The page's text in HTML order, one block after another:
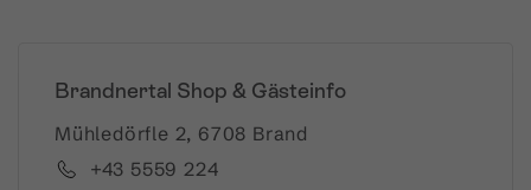
Brandnertal Shop & Gästeinfo
Mühledörfle 2, 6708 Brand
+43 5559 224